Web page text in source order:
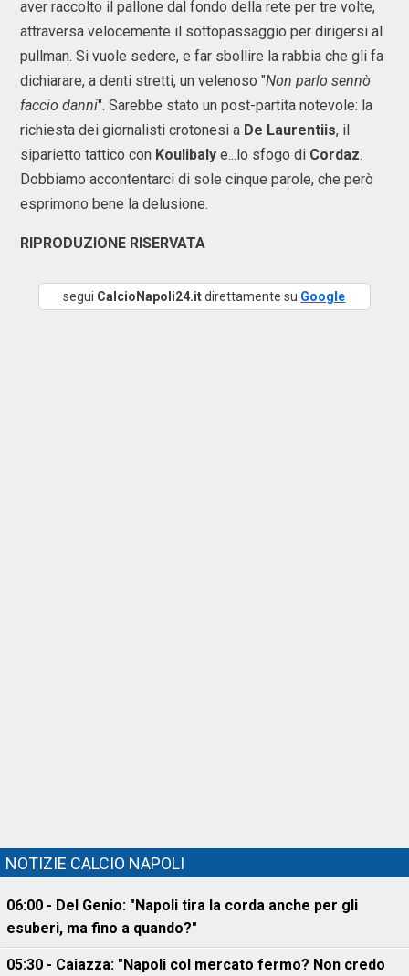
aver raccolto il pallone dal fondo della rete per tre volte,
attraversa velocemente il sottopassaggio per dirigersi al
pullman. Si vuole sedere, e far sbollire la rabbia che gli fa
dichiarare, a denti stretti, un velenoso "Non parlo sennò
faccio danni". Sarebbe stato un post-partita notevole: la
richiesta dei giornalisti crotonesi a De Laurentiis, il
siparietto tattico con Koulibaly e...lo sfogo di Cordaz.
Dobbiamo accontentarci di sole cinque parole, che però
esprimono bene la delusione.
RIPRODUZIONE RISERVATA
segui CalcioNapoli24.itdirettamente su Google
NOTIZIE CALCIO NAPOLI
06:00 - Del Genio: "Napoli tira la corda anche per gli
esuberi, ma fino a quando?"
05:30 - Caiazza: "Napoli col mercato fermo? Non credo